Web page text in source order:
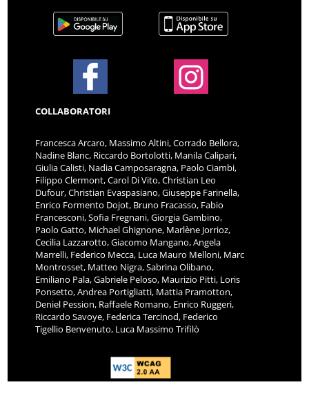
COLLABORATORI
Francesca Arcaro, Massimo Altini, Corrado Bellora,
Nadine Blanc, Riccardo Bortolotti, Manila Calipari,
Giulia Calisti, Nadia Camposaragna, Paolo Ciambi,
Filippo Clermont, Carol Di Vito, Christian Leo
Dufour, Christian Evaspasiano, Giuseppe Farinella,
Enrico Formento Dojot, Bruno Fracasso, Fabio
Francesconi, Sofia Fregnani, Giorgia Gambino,
Paolo Gatto, Michael Ghignone, Marlène Jorrioz,
Cecilia Lazzarotto, Giacomo Mangano, Angela
Marrelli, Federico Mecca, Luca Mauro Melloni, Marc
Montrosset, Matteo Nigra, Sabrina Olibano,
Emiliano Pala, Gabriele Peloso, Maurizio Pitti, Loris
Ponsetto, Andrea Portigliatti, Mattia Pramotton,
Deniel Pession, Raffaele Romano, Enrico Ruggeri,
Riccardo Savoye, Federica Tercinod, Federico
Tigellio Benvenuto, Luca Massimo Trifilò